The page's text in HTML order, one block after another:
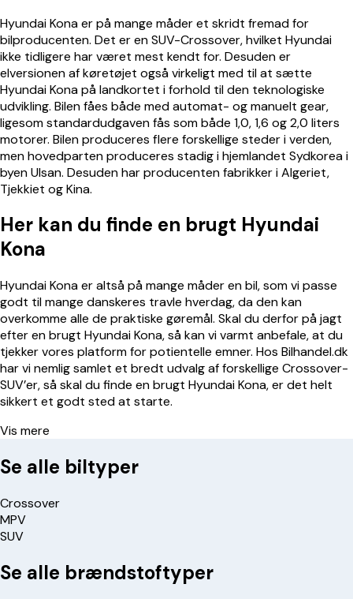
Hyundai Kona er på mange måder et skridt fremad for
bilproducenten. Det er en SUV-Crossover, hvilket Hyundai
ikke tidligere har været mest kendt for. Desuden er
elversionen af køretøjet også virkeligt med til at sætte
Hyundai Kona på landkortet i forhold til den teknologiske
udvikling. Bilen fåes både med automat- og manuelt gear,
ligesom standardudgaven fås som både 1,0, 1,6 og 2,0 liters
motorer. Bilen produceres flere forskellige steder i verden,
men hovedparten produceres stadig i hjemlandet Sydkorea i
byen Ulsan. Desuden har producenten fabrikker i Algeriet,
Tjekkiet og Kina.
Her kan du finde en brugt Hyundai
Kona
Hyundai Kona er altså på mange måder en bil, som vi passe
godt til mange danskeres travle hverdag, da den kan
overkomme alle de praktiske gøremål. Skal du derfor på jagt
efter en brugt Hyundai Kona, så kan vi varmt anbefale, at du
tjekker vores platform for potientelle emner. Hos Bilhandel.dk
har vi nemlig samlet et bredt udvalg af forskellige Crossover-
SUV’er, så skal du finde en brugt Hyundai Kona, er det helt
sikkert et godt sted at starte.
Vis mere
Se alle biltyper
Crossover
MPV
SUV
Se alle brændstoftyper